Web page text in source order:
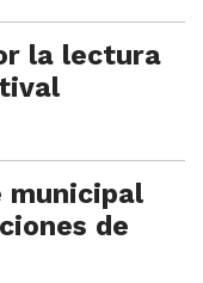
la lectura
municipal
de